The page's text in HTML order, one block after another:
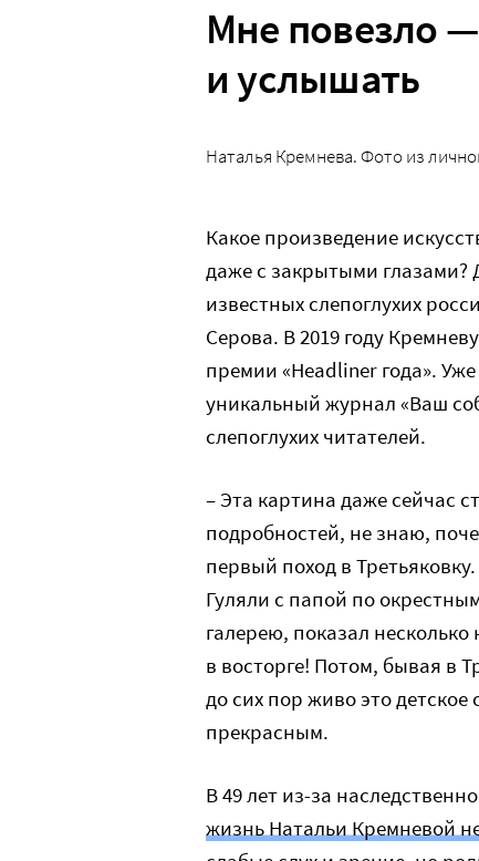
Мне повезло
и услышать
Наталья Кремнева. Фото из
Какое произведение
даже с закрытыми глазами?
известных слепоглухих
Серова. В 2019 году
премии «Headliner года».
уникальный журнал «Ваш
слепоглухих читателей.
– Эта картина даже сейчас
подробностей, не знаю,
первый поход в
Гуляли с папой по
галерею, показал
в восторге! Потом, бывая в
до сих пор живо это детское
прекрасным.
В 49 лет из-за
жизнь Натальи Кремневой